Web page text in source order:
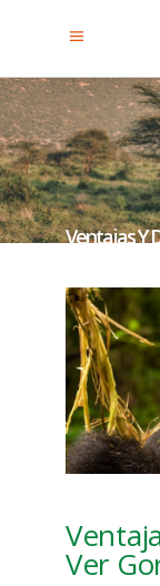
Ventajas Y
Gorilas En
Ver